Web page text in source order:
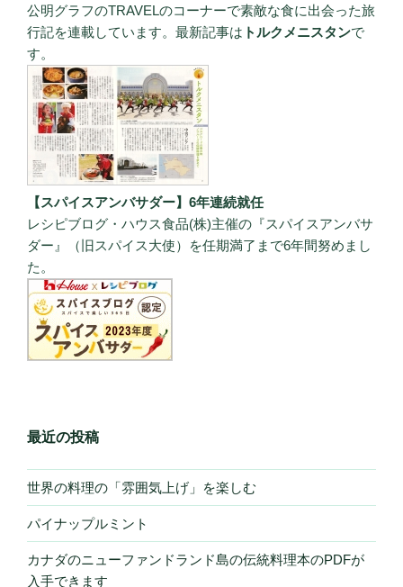
公明グラフのTRAVELのコーナーで素敵な食に出会った旅
行記を連載しています。最新記事は トルクメニスタンで
す。
【スパイスアンバサダー】6年連続就任
レシピブログ・ハウス食品(株)主催の『スパイスアンバサ
ダー』（旧スパイス大使）を任期満了まで6年間努めまし
た。
最近の投稿
世界の料理の「雰囲気上げ」を楽しむ
パイナップルミント
カナダのニューファンドランド島の伝統料理本のPDFが
入手できます